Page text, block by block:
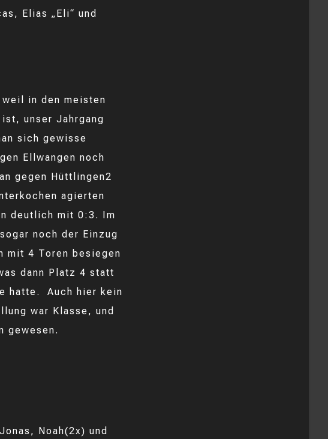
Elias „Eli“ und
in den meisten
unser Jahrgang
sich gewisse
Ellwangen noch
gegen Hüttlingen2
agierten
deutlich mit 0:3. Im
noch der Einzug
mit 4 Toren besiegen
dann Platz 4 statt
hatte. Auch hier kein
war Klasse, und
gewesen.
Noah(2x) und